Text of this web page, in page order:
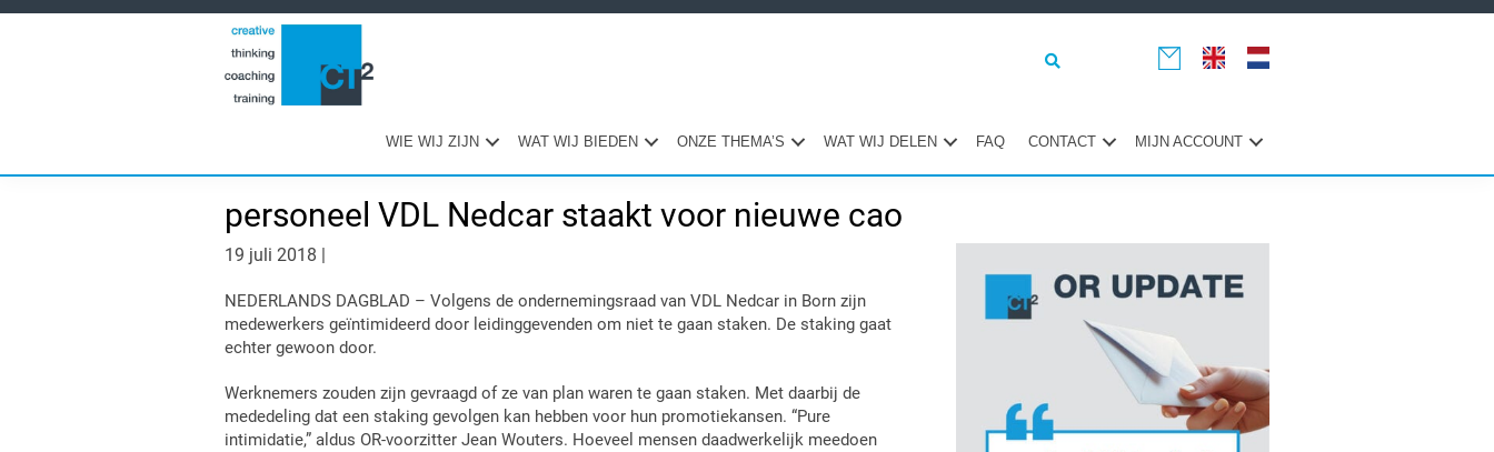
Spring
Door
Spring
WIE WIJ ZIJN WAT WIJ BIEDEN ONZE THEMA’S WAT WIJ DELEN FAQ CONTACT MIJN ACCOUNT
personeel VDL Nedcar staakt voor nieuwe cao
19 juli 2018 |
NEDERLANDS DAGBLAD – Volgens de ondernemingsraad van VDL Nedcar in Born zijn
medewerkers geïntimideerd door leidinggevenden om niet te gaan staken. De staking gaat
echter gewoon door.
Werknemers zouden zijn gevraagd of ze van plan waren te gaan staken. Met daarbij de
mededeling dat een staking gevolgen kan hebben voor hun promotiekansen. “Pure
intimidatie,” aldus OR-voorzitter Jean Wouters. Hoeveel mensen daadwerkelijk meedoen
Sidebar